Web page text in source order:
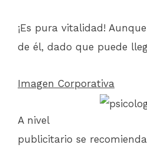
¡Es pura vitalidad!
de él, dado que puede
Imagen Corporativa
A nivel
publicitario se recomienda